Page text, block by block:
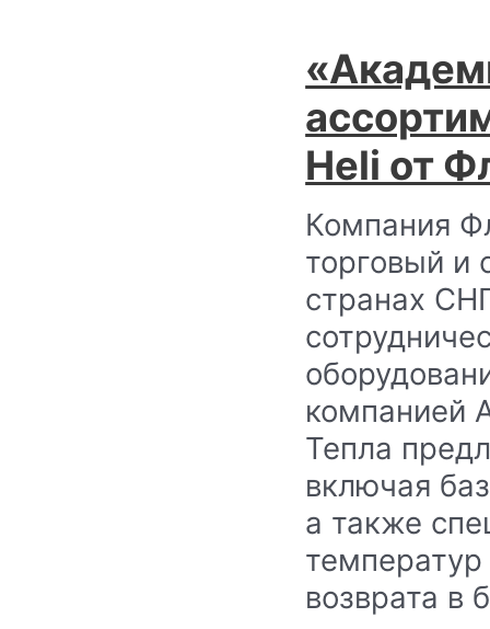
Heli от
Компания
торговый и
странах
компанией
Тепла
включая
а также
возврата в